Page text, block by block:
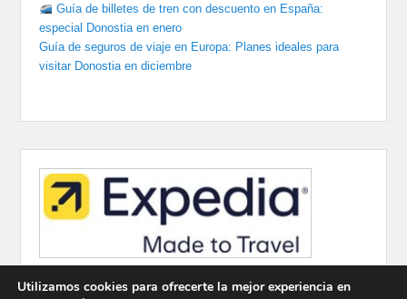
Guía de billetes de tren con descuento en España:
especial Donostia en enero
Guía de seguros de viaje en Europa: Planes ideales para
visitar Donostia en diciembre
Utilizamos cookies para ofrecerte la mejor experiencia en